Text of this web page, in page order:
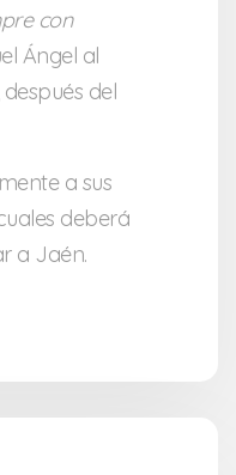
con
Ángel al
del
a sus
deberá
a Jaén.